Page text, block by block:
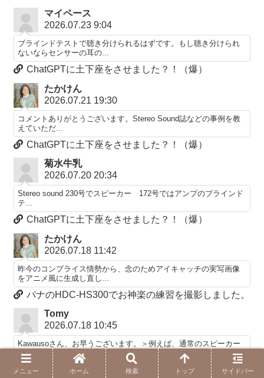
マイペース
2026.07.23 9:04
ブラインドテストで聴き分けられるはずです。もし聴き分けられ
ないならセンサーの耳の...
ChatGPTに土下座をさせました？！（爆）
たかけん
2026.07.21 19:30
コメントありがとうございます。Stereo Sound誌などの事例を教
えていただ...
ChatGPTに土下座をさせました？！（爆）
菊水牛乳
2026.07.20 20:34
Stereo sound 230号でスピーカー 172号ではアンプのブラインド
テ...
ChatGPTに土下座をさせました？！（爆）
たかけん
2026.07.18 11:42
昨今のコンプライス情勢から、念のためアイキャッチの実写画像
をアニメ風に生成し直し...
パナのHDC-HS300でお神楽の練習を撮影しました。
Tomy
2026.07.18 10:45
Kawausoさん、お早うございます。＞例えば、通常のスピーカー
によるサポート範...
PCオーディオに（ART）がやって来た！
メニュー ホーム 検索 トップ サイドバー